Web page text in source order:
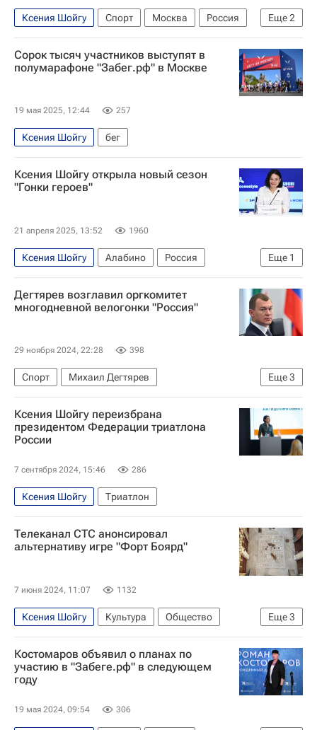
Еще2
Ксения Шойгу Спорт Москва
Россия
Владимир Никитин
Алексей Реунков
Сорок тысяч участников выступят в
полумарафоне "Забег.рф" в Москве
19 мая 2025, 12:44 257
Ксения Шойгу бег
Ксения Шойгу открыла новый сезон
"Гонки героев"
21 апреля 2025, 13:52 1960
Еще 1
Ксения Шойгу Алабино
Россия
Гонка героев
Дегтярев возглавил оргкомитет
многодневной велогонки "Россия"
29 ноября 2024, 22:28 398
Еще3
Спорт
Михаил Дегтярев
Михаил Мишустин
Одес Байсултанов
Велоспорт
Ксения Шойгу переизбрана
президентом Федерации триатлона
России
7 сентября 2024, 15:46 286
Ксения Шойгу Триатлон
Телеканал СТС анонсировал
альтернативу игре "Форт Боярд"
7 июня 2024, 11:07 1132
Еще3
Ксения Шойгу Культура
Общество
Технологии
Кронштадт СТС (телеканал)
Костомаров объявил о планах по
участию в "Забеге.рф" в следующем
году
19 мая 2024, 09:54 306